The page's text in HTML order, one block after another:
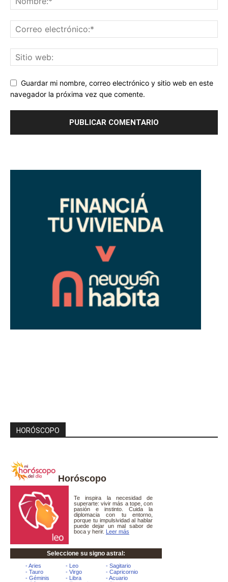
Guardar mi nombre, correo electrónico y sitio web en este
navegador la próxima vez que comente.
HORÓSCOPO
Horóscopo